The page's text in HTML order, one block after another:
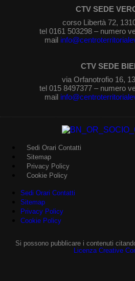
CTV SEDE
corso Libertà 72,
tel 0161 503298 – numero
mail
CTV SEDE
via Orfanotrofio 16,
tel 015 8497377 – numero
mail
Sedi Orari Contatti
Sitemap
Privacy Policy
Cookie Policy
Sedi Orari Contatti
Sitemap
Privacy Policy
Cookie Policy
Si possono pubblicare i contenuti
Licenza Creative